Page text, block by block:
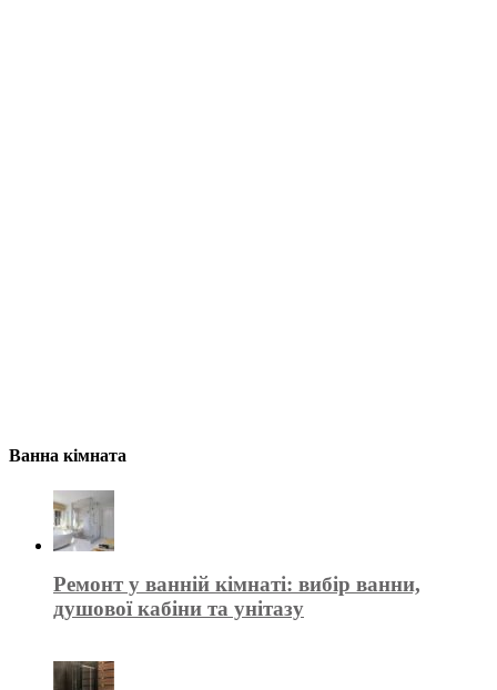
Ванна кімната
Ремонт у ванній кімнаті: вибір ванни,
душової кабіни та унітазу